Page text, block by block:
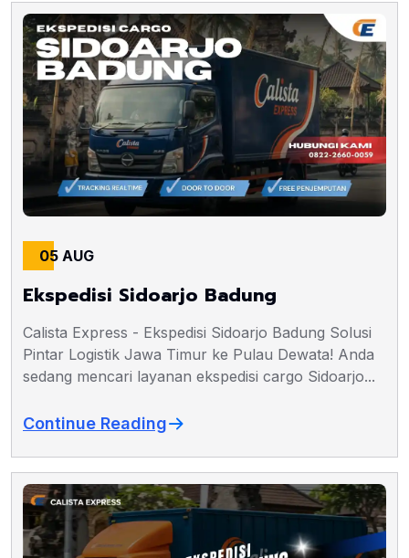
05 AUG
Ekspedisi Sidoarjo Badung
Calista Express - Ekspedisi Sidoarjo Badung Solusi
Pintar Logistik Jawa Timur ke Pulau Dewata! Anda
sedang mencari layanan ekspedisi cargo Sidoarjo...
Continue Reading